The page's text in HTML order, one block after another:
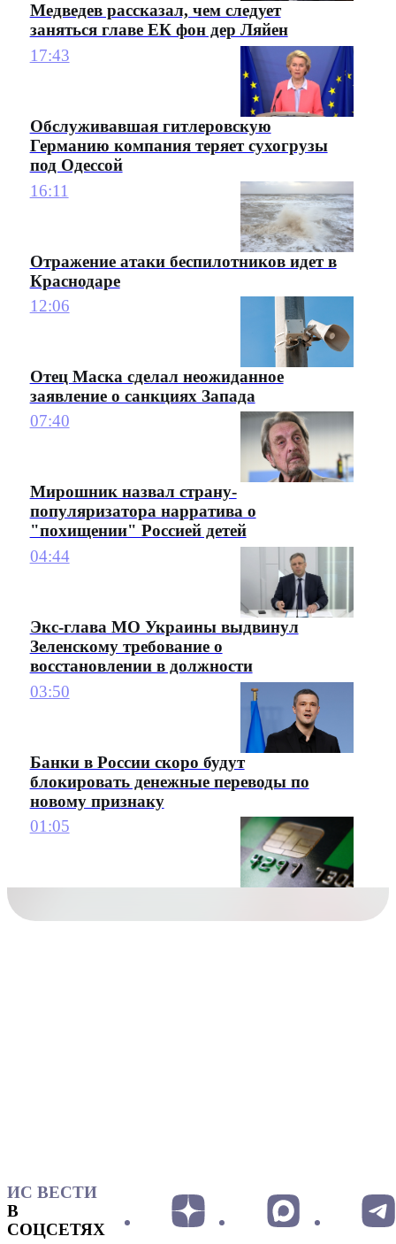
Медведев рассказал, чем следует
заняться главе ЕК фон дер Ляйен
17:43
Обслуживавшая гитлеровскую
Германию компания теряет сухогрузы
под Одессой
16:11
Отражение атаки беспилотников идет в
Краснодаре
12:06
Отец Маска сделал неожиданное
заявление о санкциях Запада
07:40
Мирошник назвал страну-
популяризатора нарратива о
"похищении" Россией детей
04:44
Экс-глава МО Украины выдвинул
Зеленскому требование о
восстановлении в должности
03:50
Банки в России скоро будут
блокировать денежные переводы по
новому признаку
01:05
ИС ВЕСТИ
В
СОЦСЕТЯХ